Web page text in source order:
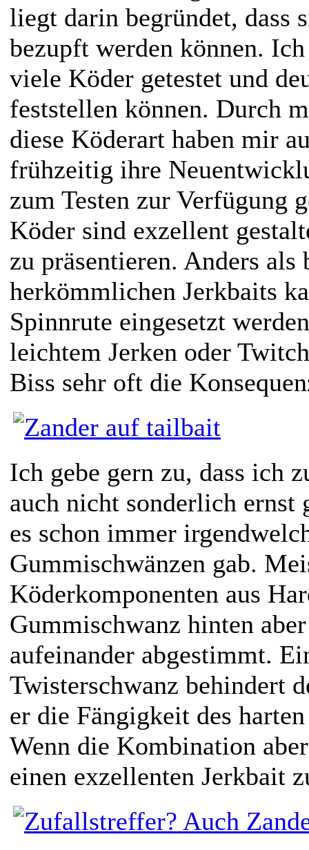
liegt darin begründet, dass
bezupft werden können.
viele Köder getestet und
feststellen können. Durch
diese Köderart haben mir
frühzeitig ihre
zum Testen zur Verfügung
Köder sind exzellent
zu präsentieren. Anders als
herkömmlichen Jerkbaits
Spinnrute eingesetzt
leichtem Jerken oder
Biss sehr oft die
Ich gebe gern zu, dass ich
auch nicht sonderlich ernst
es schon immer
Gummischwänzen gab.
Köderkomponenten aus
Gummischwanz hinten
aufeinander abgestimmt.
Twisterschwanz behindert
er die Fängigkeit des
Wenn die Kombination
einen exzellenten Jerkbait